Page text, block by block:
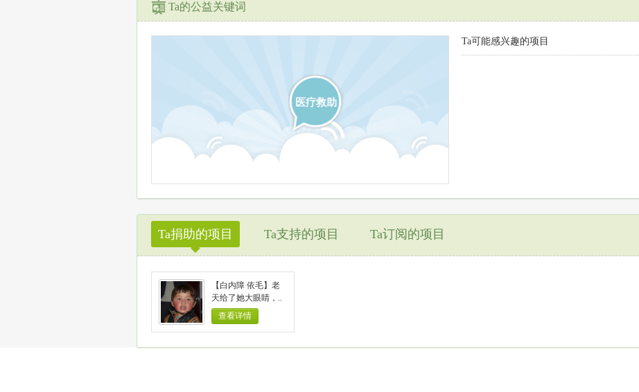
Ta的公益关键词
医疗救助
Ta可能感兴趣的项目
Ta捐助的项目
◆
Ta支持的项目 Ta订阅的项目
【白内障 依毛】老
天给了她大眼睛，..
查看详情